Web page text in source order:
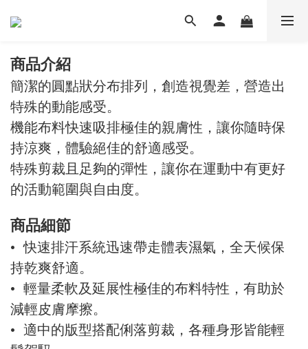
商品介紹
簡潔的圓點狀分布排列，創造視覺差，營造出
特殊的動能感受。
機能布料快速吸排極佳的親膚性，讓你隨時保
持涼爽，體驗絕佳的舒適感受。
特殊剪裁且足夠的彈性，讓你在運動中有更好
的活動範圍與自由度。
商品細節
• 快速排汗系統迅速帶走體表濕氣，全天候保
持乾爽舒適。
• 輕量柔軟及延展性極佳的布料特性，有助於
減輕皮膚摩擦。
• 適中的版型搭配俐落剪裁，各種身形皆能輕